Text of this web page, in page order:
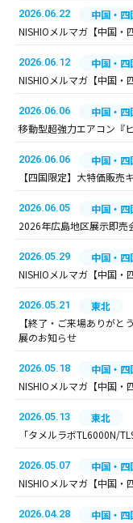
2026.06.22
中国・四
NISHIOメルマガ【中国・
2026.06.12
中国・四
NISHIOメルマガ【中国・
2026.06.06
中国・四
移動型超強力エアコン『
2026.06.06
中国・四
【四国限定】大特価販売
2026.06.05
中国・四
2026年広島地区展示即売
2026.05.29
中国・四
NISHIOメルマガ【中国・
2026.05.21
東北
【終了・ご来場ありがと
展のお知らせ
2026.05.18
中国・四
NISHIOメルマガ【中国・
2026.05.13
東北
「タメルラボTL6000N/
2026.05.07
中国・四
NISHIOメルマガ【中国・
2026.04.28
中国・四